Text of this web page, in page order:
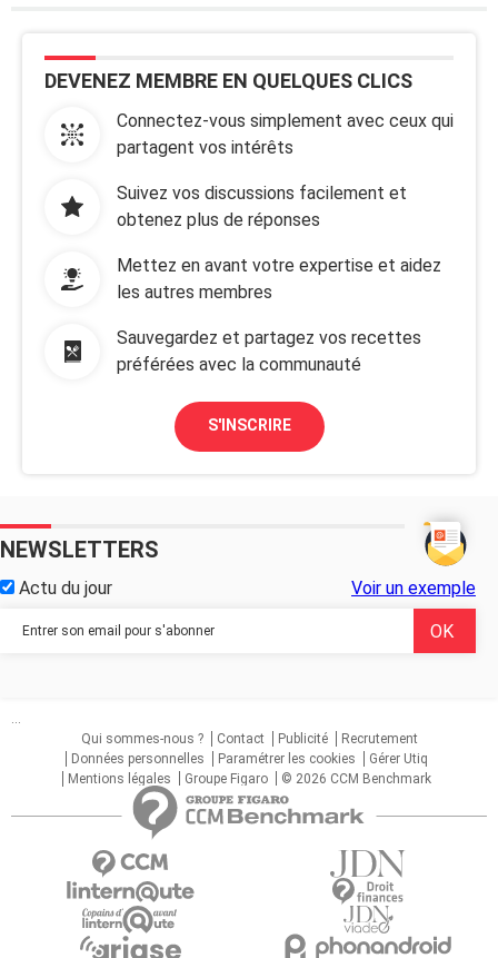
DEVENEZ MEMBRE EN QUELQUES CLICS
Connectez-vous simplement avec ceux qui
partagent vos intérêts
Suivez vos discussions facilement et
obtenez plus de réponses
Mettez en avant votre expertise et aidez
les autres membres
Sauvegardez et partagez vos recettes
préférées avec la communauté
S'INSCRIRE
NEWSLETTERS
Actu du jour Voir un exemple
...
Qui sommes-nous ?
Contact Publicité
Recrutement
Données personnelles
Paramétrer les cookies
Gérer Utiq
Mentions légales
Groupe Figaro © 2026 CCM Benchmark